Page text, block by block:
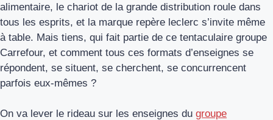
alimentaire, le chariot de la grande distribution roule dans
tous les esprits, et la marque repère leclerc s’invite même
à table. Mais tiens, qui fait partie de ce tentaculaire groupe
Carrefour, et comment tous ces formats d’enseignes se
répondent, se situent, se cherchent, se concurrencent
parfois eux-mêmes ?
On va lever le rideau sur les enseignes du groupe